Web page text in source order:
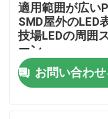
工場 ツアー
品質管理
適用範囲が広い
SMD屋外のLED
技場LEDの周囲
ーン
お問い合わ